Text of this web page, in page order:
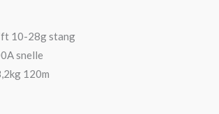
10-28g stang
snelle
120m